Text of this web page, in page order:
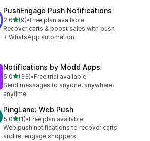
PushEngage Push Notifications
2.6별 5개 중
(9)
총 리뷰 9개
•Free plan available
Recover carts & boost sales with push
+ WhatsApp automation
Notifications by Modd Apps
5.0별 5개 중
(33)
총 리뷰 33개
•Free trial available
Send messages to anyone, anywhere,
anytime
PingLane: Web Push
5.0별 5개 중
(1)
총 리뷰 1개
•Free plan available
Web push notifications to recover carts
and re-engage shoppers